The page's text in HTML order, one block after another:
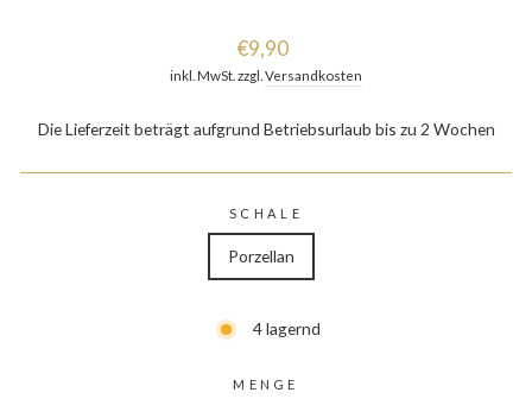
Normaler
Preis
€9,90
inkl. MwSt. zzgl. Versandkosten
Die Lieferzeit beträgt aufgrund Betriebsurlaub bis zu 2 Wochen
SCHALE
Porzellan
4 lagernd
MENGE